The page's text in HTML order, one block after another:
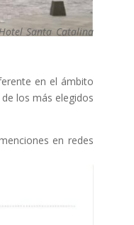
Santa Catalina
en el ámbito
los más elegidos
en redes